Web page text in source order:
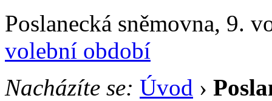
Poslanecká sněmovna, 9.
volební období
Nacházíte se: Úvod ›